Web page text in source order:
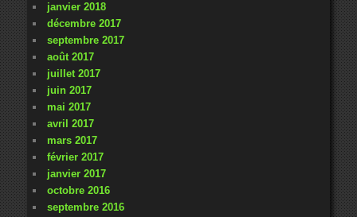
janvier 2018
décembre 2017
septembre 2017
août 2017
juillet 2017
juin 2017
mai 2017
avril 2017
mars 2017
février 2017
janvier 2017
octobre 2016
septembre 2016